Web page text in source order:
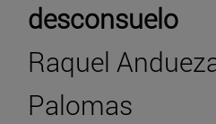
desconsuelo
Raquel
Palomas